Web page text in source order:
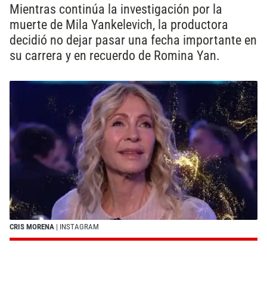
Mientras continúa la investigación por la
muerte de Mila Yankelevich, la productora
decidió no dejar pasar una fecha importante en
su carrera y en recuerdo de Romina Yan.
CRIS MORENA | INSTAGRAM